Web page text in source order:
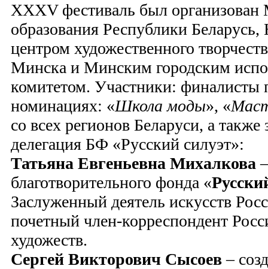
XXXV фестиваль был организован
образования Республики
центром художественного
Минска и Минским городским
комитетом. Участники: финалисты
номинациях: «Школа моды», «
со всех регионов Беларуси, а
делегация БФ «Русский силуэт»:
Татьяна Евгеньевна Михалкова
благотворительного фонда «
Заслуженный деятель искусств
почетный член-корреспондент
художеств.
Сергей Викторович Сысоев–